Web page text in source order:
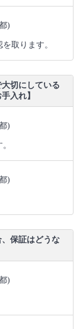
)
取ります。
切にしている
入れ】
)
)
保証はどうな
)